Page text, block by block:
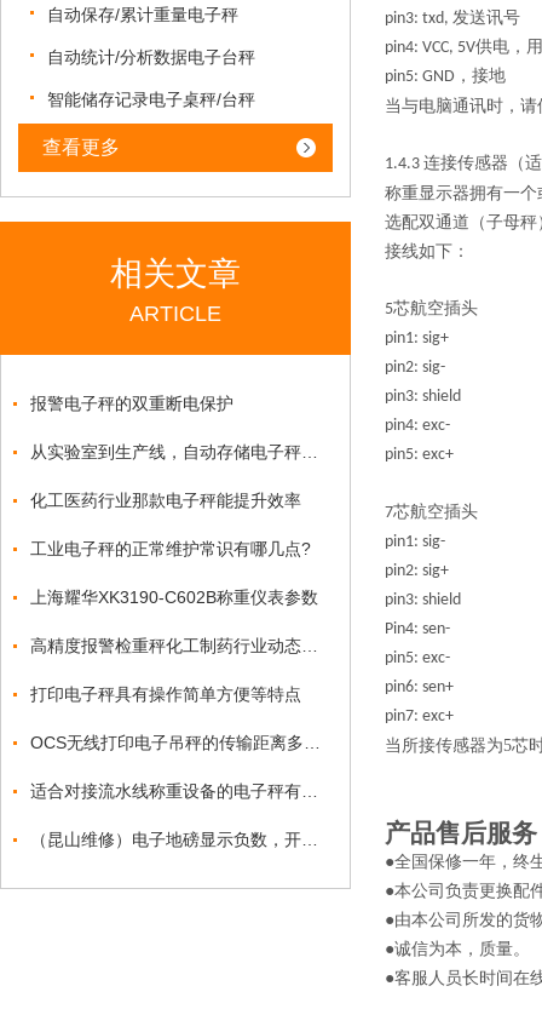
自动保存/累计重量电子秤
自动统计/分析数据电子台秤
智能储存记录电子桌秤/台秤
查看更多
相关文章
ARTICLE
报警电子秤的双重断电保护
化工医药行业那款电子秤能提升效率
工业电子秤的正常维护常识有哪几点?
上海耀华XK3190-C602B称重仪表参数
打印电子秤具有操作简单方便等特点
pin3: txd, 发送讯号
pin4: VCC, 5V供电，
pin5: GND，接地
当与电脑通讯时，
1.4.3 连接传感器（
称重显示器拥有一
选配双通道（子母
接线如下：
5芯航空插头
pin1: sig+
pin2: sig-
pin3: shield
pin4: exc-
pin5: exc+
7芯航空插头
pin1: sig-
pin2: sig+
pin3: shield
Pin4: sen-
pin5: exc-
pin6: sen+
pin7: exc+
当所接传感器为5芯
产品售后服
●全国保修一年，终
●本公司负责更换配
●由本公司所发的货
●诚信为本，质量。
●客服人员长时间在